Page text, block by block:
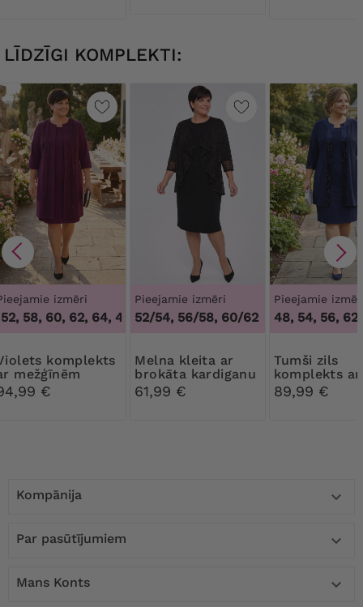
LĪDZĪGI KOMPLEKTI:
izmēri
58, 60, 62, 64,48, 50, 52, 58, 60, 62, 64
mežģīnēm
€
Pieejamie izmēri
52/54, 56/58, 60/62
Melna kleita ar
brokāta kardiganu
61,99 €
Pieejamie
48, 54, 56,
Tumši zils
komplekts ar
fliteriem
89,99 €
Kompānija 
Par pasūtījumiem 
Mans Konts 